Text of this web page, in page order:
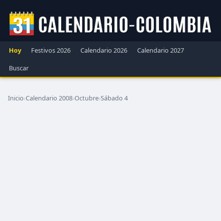
Hoy Festivos 2026 Calendario 2026
Calendario 2027
Buscar
Inicio›Calendario 2008›Octubre›Sábado 4